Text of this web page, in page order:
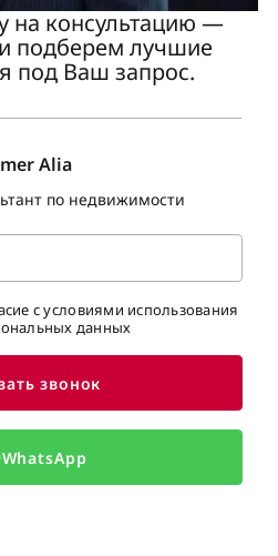
на консультацию —
подберем лучшие
под Ваш запрос.
Alia
по недвижимости
с условиями использования
данных
звонок
WhatsApp